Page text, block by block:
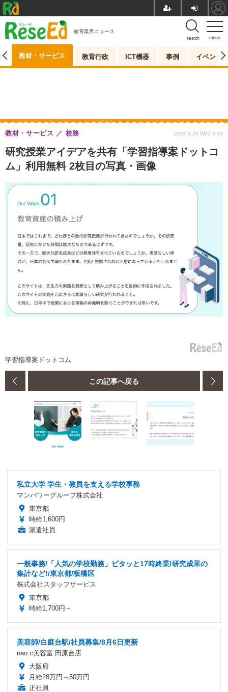
menu
search
教育業界ニュース
教材・サービス 教育行政 ICT機器 事例 イベント
研究授業アイデアを共有「学習指導案ドットコ
ム」利用無料 2枚目の写真・画像
教材・サービス 校務 2023.3.29 Wed 9:45
学習指導案ドットコム
この記事へ戻る
私立大学 学生・教員を支える学校事務
マンパワーグループ株式会社
東京都
時給1,600円
派遣社員
一般事務/「人気の学校勤務」ピタッと17時終業!研究成果の
集計など!/東京都/板橋区
株式会社スタッフサービス
東京都
時給1,700円～
美容師/白庭台駅/社員募集/8月6日更新
nao c美容室 田原台店
大阪府
月給28万円～50万円
正社員